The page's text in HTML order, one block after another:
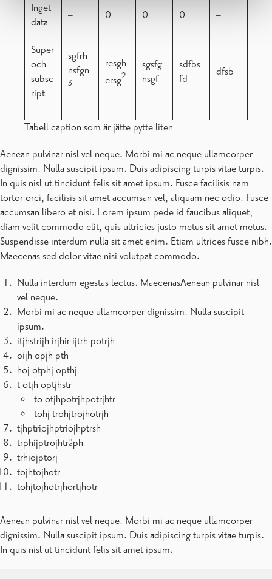
Inget
data
– 0 0 0 –
Super
och
subsc
ript
sgfrh
nsfgn
3
resgh
ersg2
sgsfg
nsgf
sdfbs
fd
dfsb
Tabell caption som är jätte pytte liten
Aenean pulvinar nisl vel neque. Morbi mi ac neque ullamcorper
dignissim. Nulla suscipit ipsum. Duis adipiscing turpis vitae turpis.
In quis nisl ut tincidunt felis sit amet ipsum. Fusce facilisis nam
tortor orci, facilisis sit amet accumsan vel, aliquam nec odio. Fusce
accumsan libero et nisi. Lorem ipsum pede id faucibus aliquet,
diam velit commodo elit, quis ultricies justo metus sit amet metus.
Suspendisse interdum nulla sit amet enim. Etiam ultrices fusce nibh.
Maecenas sed dolor vitae nisi volutpat commodo.
Nulla interdum egestas lectus. MaecenasAenean pulvinar nisl
vel neque.
Morbi mi ac neque ullamcorper dignissim. Nulla suscipit
ipsum.
itjhstrijh irjhir ijtrh potrjh
oijh opjh pth
hoj otphj opthj
t otjh optjhstr
to otjhpotrjhpotrjhtr
tohj trohjtrojhotrjh
tjhptriojhptriojhptrsh
trphijptrojhtråph
trhiojptorj
tojhtojhotr
tohjtojhotrjhortjhotr
Aenean pulvinar nisl vel neque. Morbi mi ac neque ullamcorper
dignissim. Nulla suscipit ipsum. Duis adipiscing turpis vitae turpis.
In quis nisl ut tincidunt felis sit amet ipsum.